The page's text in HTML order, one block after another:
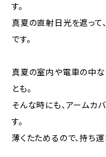
す。
真夏の直射日光を遮って
です。
真夏の室内や電車の中な
とも。
そんな時にも、アームカ
す。
薄くたためるので、持ち